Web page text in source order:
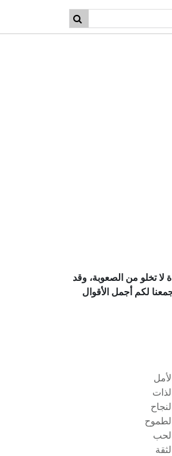
لا تخلو من الصعوبة، وقد
لكم أجمل الأقوال